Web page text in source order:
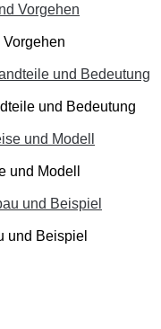
und Bedeutung
und Modell
und Beispiel